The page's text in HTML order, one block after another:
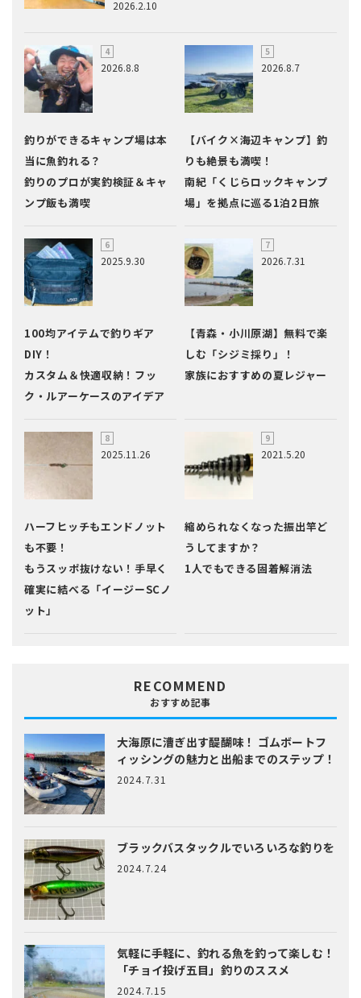
2026.2.10
2026.8.8
釣りができるキャンプ場は本
当に魚釣れる？
釣りのプロが実釣検証＆キャ
ンプ飯も満喫
2026.8.7
【バイク×海辺キャンプ】釣
りも絶景も満喫！
南紀「くじらロックキャンプ
場」を拠点に巡る1泊2日旅
2025.9.30
100均アイテムで釣りギア
DIY！
カスタム＆快適収納！フッ
ク・ルアーケースのアイデア
2026.7.31
【青森・小川原湖】無料で楽
しむ「シジミ採り」！
家族におすすめの夏レジャー
2025.11.26
ハーフヒッチもエンドノット
も不要！
もうスッポ抜けない！手早く
確実に結べる「イージーSCノ
ット」
2021.5.20
縮められなくなった振出竿ど
うしてますか？
1人でもできる固着解消法
RECOMMEND
おすすめ記事
大海原に漕ぎ出す醍醐味！ ゴムボートフ
ィッシングの魅力と出船までのステップ！
2024.7.31
ブラックバスタックルでいろいろな釣りを
2024.7.24
気軽に手軽に、釣れる魚を釣って楽しむ！
「チョイ投げ五目」釣りのススメ
2024.7.15